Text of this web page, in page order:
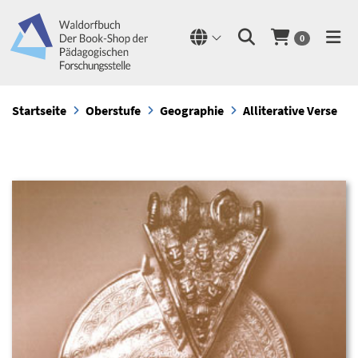
0
Startseite Oberstufe Geographie Alliterative Verse